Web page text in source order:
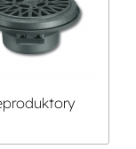
Linear